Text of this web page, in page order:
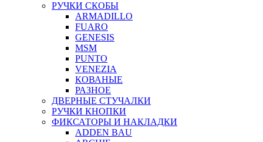
РУЧКИ СКОБЫ
ARMADILLO
FUARO
GENESIS
MSM
PUNTO
VENEZIA
КОВАНЫЕ
РАЗНОЕ
ДВЕРНЫЕ СТУЧАЛКИ
РУЧКИ КНОПКИ
ФИКСАТОРЫ И НАКЛАДКИ
ADDEN BAU